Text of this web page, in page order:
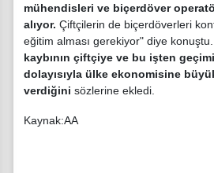
mühendisleri ve biçerdöver
alıyor. Çiftçilerin de biçerdöverleri
eğitim alması gerekiyor" diye konuştu.
kaybının çiftçiye ve bu işten
dolayısıyla ülke ekonomisine
verdiğini sözlerine ekledi.
Kaynak:AA